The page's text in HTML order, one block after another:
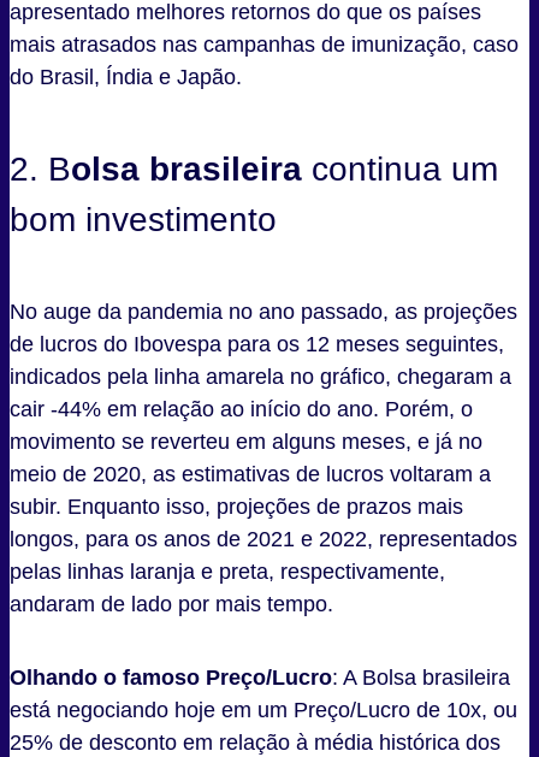
apresentado melhores retornos do que os países
mais atrasados nas campanhas de imunização, caso
do Brasil, Índia e Japão.
2. Bolsa brasileira continua um
bom investimento
No auge da pandemia no ano passado, as projeções
de lucros do Ibovespa para os 12 meses seguintes,
indicados pela linha amarela no gráfico, chegaram a
cair -44% em relação ao início do ano. Porém, o
movimento se reverteu em alguns meses, e já no
meio de 2020, as estimativas de lucros voltaram a
subir. Enquanto isso, projeções de prazos mais
longos, para os anos de 2021 e 2022, representados
pelas linhas laranja e preta, respectivamente,
andaram de lado por mais tempo.
Olhando o famoso Preço/Lucro: A Bolsa brasileira
está negociando hoje em um Preço/Lucro de 10x, ou
25% de desconto em relação à média histórica dos